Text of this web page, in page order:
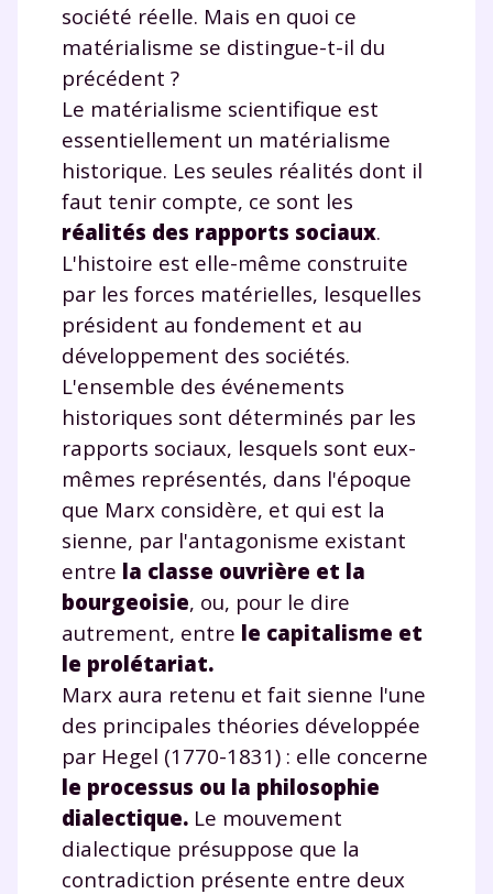
société réelle. Mais en quoi ce
matérialisme se distingue-t-il du
précédent ?
Le matérialisme scientifique est
essentiellement un matérialisme
historique. Les seules réalités dont il
faut tenir compte, ce sont les
réalités des rapports sociaux.
L'histoire est elle-même construite
par les forces matérielles, lesquelles
président au fondement et au
développement des sociétés.
L'ensemble des événements
historiques sont déterminés par les
rapports sociaux, lesquels sont eux-
mêmes représentés, dans l'époque
que Marx considère, et qui est la
sienne, par l'antagonisme existant
entre la classe ouvrière et la
bourgeoisie, ou, pour le dire
autrement, entre le capitalisme et
le prolétariat.
Marx aura retenu et fait sienne l'une
des principales théories développée
par Hegel (1770-1831) : elle concerne
le processus ou la philosophie
dialectique. Le mouvement
dialectique présuppose que la
contradiction présente entre deux